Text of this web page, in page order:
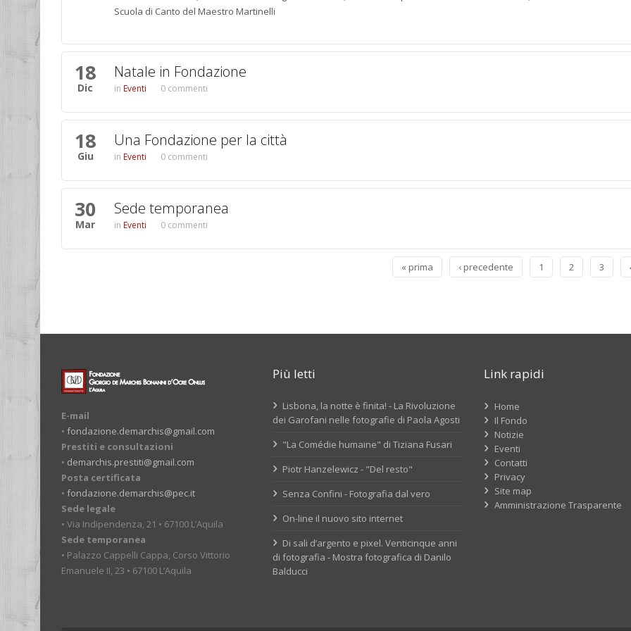
Scuola di Canto del Maestro Martinelli
18
Dic
Natale in Fondazione
Eventi 0 commenti
18
Giu
Una Fondazione per la città
Eventi 0 commenti
30
Mar
Sede temporanea
Eventi 0 commenti
« prima ‹ precedente 1 2 3
E-mail
• fondazione.demarchis@gmail.com
Prestiti e consultazioni
• demarchis.prestiti@gmail.com
Posta certificata
• fondazione.demarchis@pec.it
Sede legale
• Via Indipendenza, 21 • 67100 L’Aquila
Sede temporanea
• Palazzo Cappelli Cappa, Corso Vittorio
Emanuele II, 23 • 67100 L’Aquila
Più letti
Lisbona, la notte è finita! - La Rivoluzione
dei Garofani nelle fotografie di Paola Agosti
"La Comédie humaine" di Tiziana Fusari
Piotr Hanzelewicz - "Del resto"
Senza Confini - Fotografia dal vero
On-line il nuovo sito internet
Di sali d’argento e pixel. Venticinque anni
di fotografia - Mostra fotografica di Danilo
Balducci
Link rapidi
Home
Il Fondo
Notizie
Eventi
Contatti
Privacy
Site map
Amministrazione Trasparente